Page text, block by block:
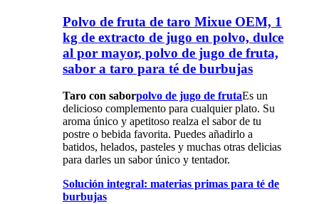
Polvo de fruta de taro Mixue OEM, 1
kg de extracto de jugo en polvo, dulce
al por mayor, polvo de jugo de fruta,
sabor a taro para té de burbujas
Taro con saborpolvo de jugo de frutaEs un
delicioso complemento para cualquier plato. Su
aroma único y apetitoso realza el sabor de tu
postre o bebida favorita. Puedes añadirlo a
batidos, helados, pasteles y muchas otras delicias
para darles un sabor único y tentador.
Solución integral: materias primas para té de
burbujas